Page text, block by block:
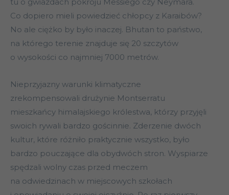
Co dopiero mieli powiedzieć chłopcy z Karaibów?
No ale ciężko by było inaczej. Bhutan to państwo,
na którego terenie znajduje się 20 szczytów
o wysokości co najmniej 7000 metrów.
Nieprzyjazny warunki klimatyczne
zrekompensowali drużynie Montserratu
mieszkańcy himalajskiego królestwa, którzy przyjęli
swoich rywali bardzo gościnnie. Zderzenie dwóch
kultur, które różniło praktycznie wszystko, było
bardzo pouczające dla obydwóch stron. Wyspiarze
spędzali wolny czas przed meczem
na odwiedzinach w miejscowych szkołach